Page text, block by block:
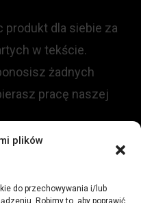
plików
do przechowywania i/lub
Robimy to, aby poprawić
produkt dla siebie za
w tekście.
żadnych
pracę naszej